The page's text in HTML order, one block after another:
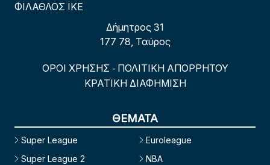
ΦΙΛΑΘΛΟΣ ΙΚΕ
Δήμητρος 31
177 78, Ταύρος
ΟΡΟΙ ΧΡΗΣΗΣ - ΠΟΛΙΤΙΚΗ ΑΠΟΡΡΗΤΟΥ
ΚΡΑΤΙΚΗ ΔΙΑΦΗΜΙΣΗ
ΘΕΜΑΤΑ
Super League
Super League 2
Euroleague
NBA